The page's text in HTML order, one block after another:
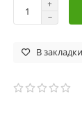
В закладки